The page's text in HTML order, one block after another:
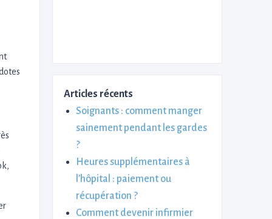
Articles récents
Soignants : comment manger
sainement pendant les gardes
?
Heures supplémentaires à
l’hôpital : paiement ou
récupération ?
Comment devenir infirmier